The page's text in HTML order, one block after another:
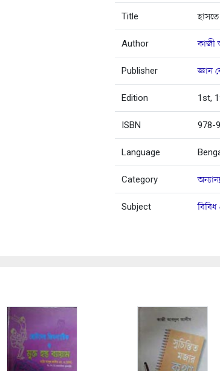
Title
Author
Publisher জ্ঞান
Edition 1st,
ISBN 978-
Language
Category
Subject বিবিধ